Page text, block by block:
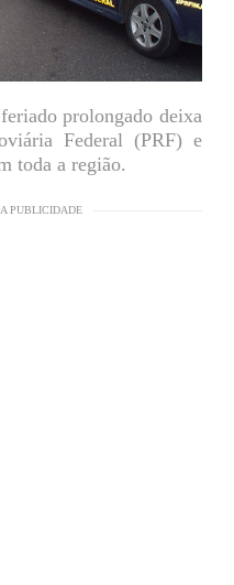
prolongado deixa
Federal (PRF) e
toda a região.
PUBLICIDADE